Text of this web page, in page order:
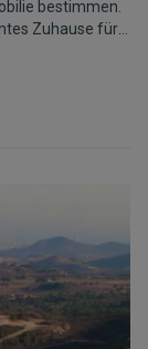
bestimmen.
Zuhause für